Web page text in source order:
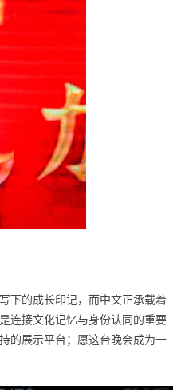
下的成长印记，而中文正承载着
连接文化记忆与身份认同的重要
的展示平台；愿这台晚会成为一